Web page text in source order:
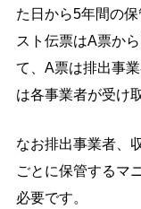
た日から5年間の
スト伝票はA票か
て、A票は排出事
は各事業者が受け
なお排出事業者、
ごとに保管するマ
必要です。